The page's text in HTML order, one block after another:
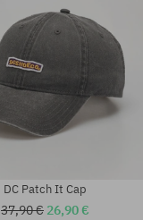
DC Patch It Cap
37,90 € 26,90 €